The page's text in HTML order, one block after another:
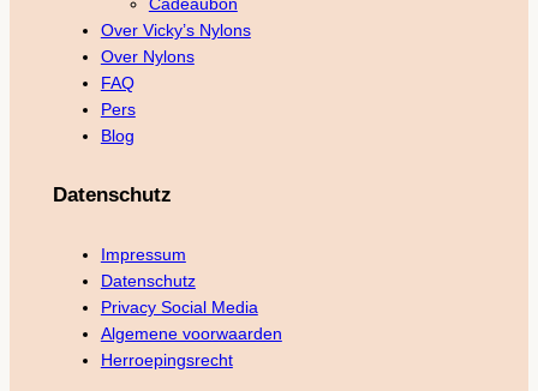
Cadeaubon
Over Vicky’s Nylons
Over Nylons
FAQ
Pers
Blog
Datenschutz
Impressum
Datenschutz
Privacy Social Media
Algemene voorwaarden
Herroepingsrecht